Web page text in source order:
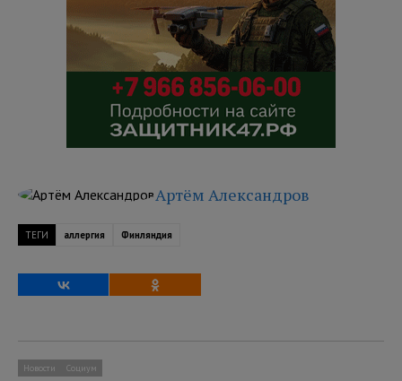
Артём Александров
ТЕГИ аллергия Финляндия
Новости Социум